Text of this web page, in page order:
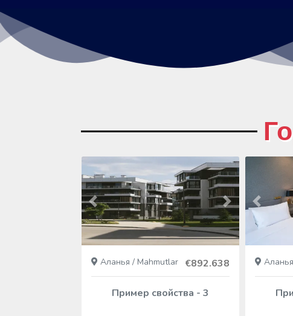
Следующий
Пред Следующий
Аланья / Mahmutlar €892.638
Пример свойства - 3
Пред